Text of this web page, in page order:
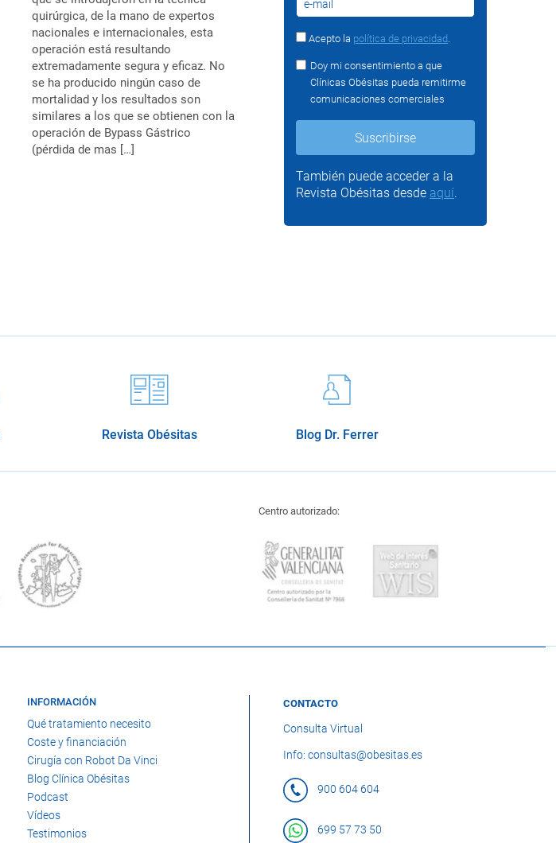
quirúrgica, de la mano de expertos
nacionales e internacionales, esta
operación está resultando
extremadamente segura y eficaz. No
se ha producido ningún caso de
mortalidad y los resultados son
similares a los que se obtienen con la
operación de Bypass Gástrico
(pérdida de mas […]
Acepto la política de privacidad.
Doy mi consentimiento a que
Clínicas Obésitas pueda remitirme
comunicaciones comerciales
También puede acceder a la
Revista Obésitas desde aquí.
Revista Obésitas Blog Dr. Ferrer
Centro autorizado:
INFORMACIÓN
Qué tratamiento necesito
Coste y financiación
Cirugía con Robot Da Vinci
Blog Clínica Obésitas
Podcast
Vídeos
Testimonios
CONTACTO
Consulta Virtual
Info: consultas@obesitas.es
900 604 604
699 57 73 50